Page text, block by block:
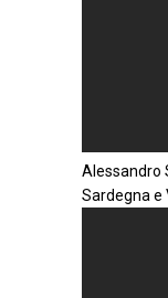
Alessandro
Sardegna e